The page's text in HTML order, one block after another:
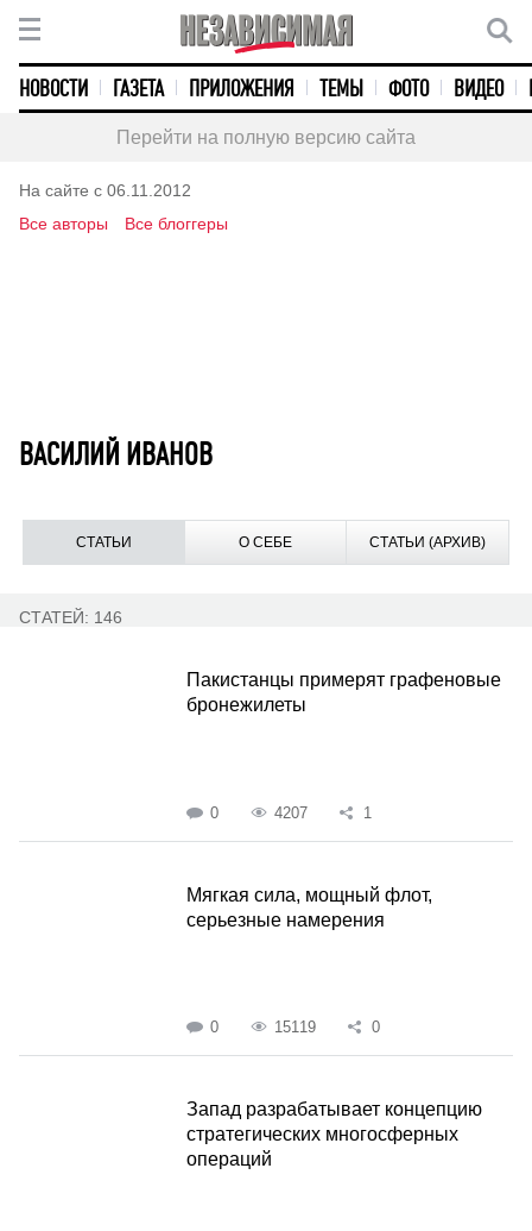
НОВОСТИ ГАЗЕТА ПРИЛОЖЕНИЯ ТЕМЫ ФОТО ВИДЕО
Перейти на полную версию сайта
На сайте с 06.11.2012
Все авторы
Все блоггеры
ВАСИЛИЙ ИВАНОВ
СТАТЬИ О СЕБЕ СТАТЬИ (АРХИВ)
СТАТЕЙ: 146
Пакистанцы примерят графеновые
бронежилеты
0 4207 1
Мягкая сила, мощный флот,
серьезные намерения
0 15119 0
Запад разрабатывает концепцию
стратегических многосферных
операций